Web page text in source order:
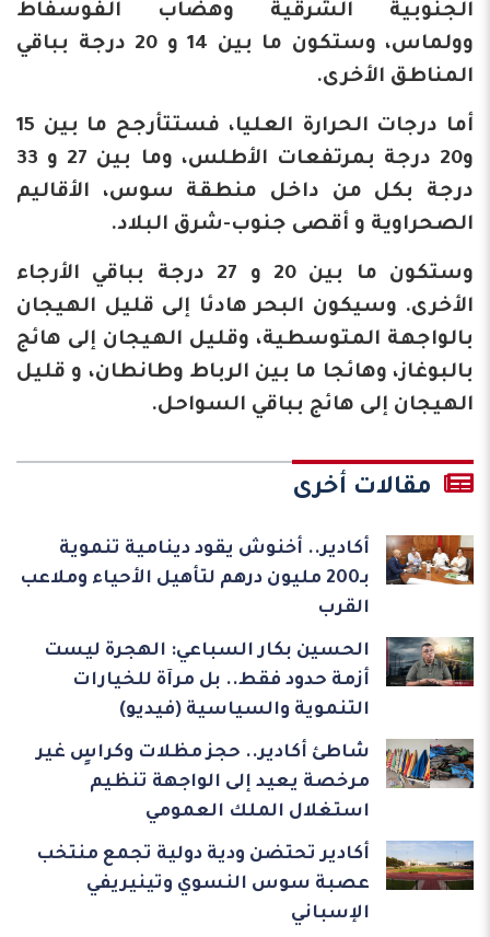
الجنوبية الشرقية وهضاب الفوسفاط
وولماس، وستكون ما بين 14 و 20 درجة بباقي
المناطق الأخرى.
أما درجات الحرارة العليا، فستتأرجح ما بين 15
و20 درجة بمرتفعات الأطلس، وما بين 27 و 33
درجة بكل من داخل منطقة سوس، الأقاليم
الصحراوية و أقصى جنوب-شرق البلاد.
وستكون ما بين 20 و 27 درجة بباقي الأرجاء
الأخرى. وسيكون البحر هادئا إلى قليل الهيجان
بالواجهة المتوسطية، وقليل الهيجان إلى هائج
بالبوغاز، وهائجا ما بين الرباط وطانطان، و قليل
الهيجان إلى هائج بباقي السواحل.
مقالات أخرى
أكادير.. أخنوش يقود دينامية تنموية
بـ200 مليون درهم لتأهيل الأحياء وملاعب
القرب
الحسين بكار السباعي: الهجرة ليست
أزمة حدود فقط.. بل مرآة للخيارات
التنموية والسياسية (فيديو)
شاطئ أكادير.. حجز مظلات وكراسٍ غير
مرخصة يعيد إلى الواجهة تنظيم
استغلال الملك العمومي
أكادير تحتضن ودية دولية تجمع منتخب
عصبة سوس النسوي وتينيريفي
الإسباني